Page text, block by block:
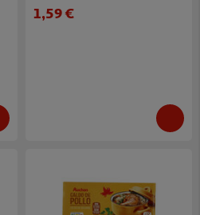
1,59 €